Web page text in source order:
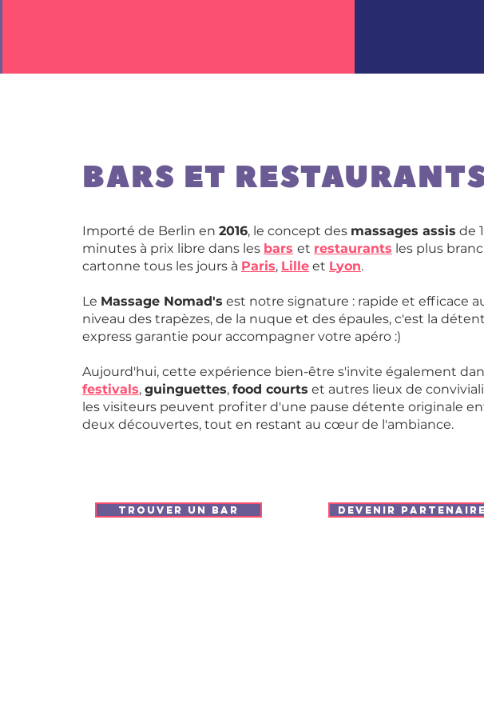
BARS ET
Importé de Berlin en 2016, le concept des massages assis de
minutes à prix libre dans les bars et restaurants les plus
cartonne tous les jours à Paris, Lille et Lyon.
Le Massage Nomad's est notre signature : rapide et efficace
niveau des trapèzes, de la nuque et des épaules, c'est la
express garantie pour accompagner votre apéro :)
Aujourd'hui, cette expérience bien-être s'invite également
festivals, guinguettes, food courts et autres lieux de
les visiteurs peuvent profiter d'une pause détente originale
deux découvertes, tout en restant au cœur de l'ambiance.
TROUVER UN BAR DEVENIR PARTENAIRE